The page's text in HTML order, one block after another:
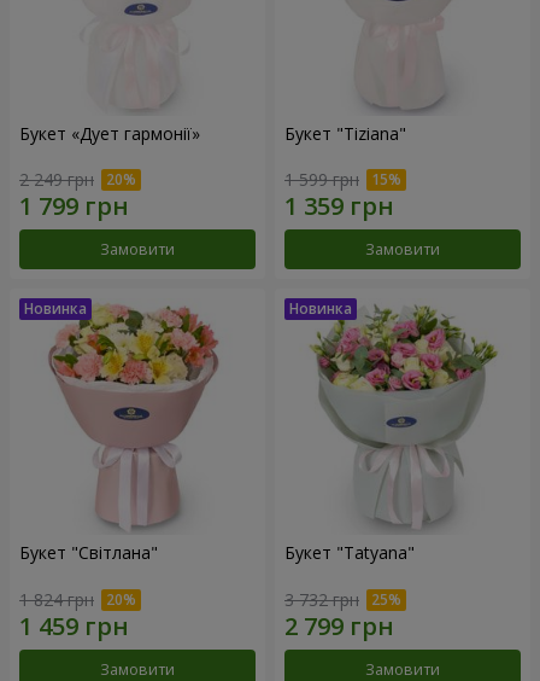
Букет «Дует гармонії»
2 249 грн
Замовити
Букет "Tiziana"
1 599 грн
Замовити
Букет "Світлана"
1 824 грн
Замовити
Букет "Tatyana"
3 732 грн
Замовити